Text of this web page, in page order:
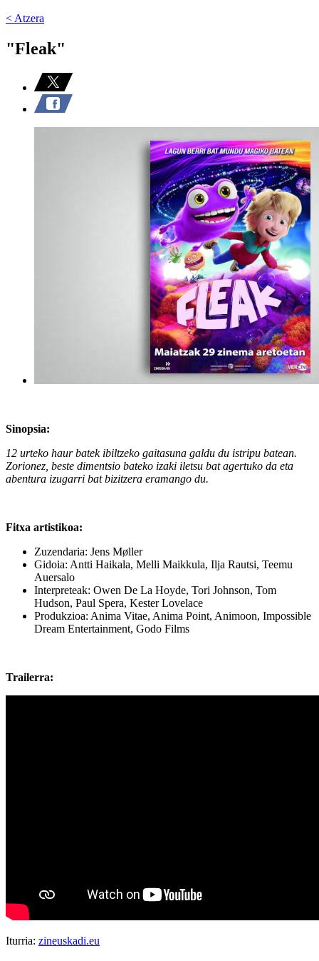
< Atzera
"Fleak"
Sinopsia:
12 urteko haur batek ibiltzeko gaitasuna galdu du istripu batean.
Zorionez, beste dimentsio bateko izaki iletsu bat agertuko da eta
abentura izugarri bat bizitzera eramango du.
Fitxa artistikoa:
Zuzendaria: Jens Møller
Gidoia: Antti Haikala, Melli Maikkula, Ilja Rautsi, Teemu
Auersalo
Interpreteak: Owen De La Hoyde, Tori Johnson, Tom
Hudson, Paul Spera, Kester Lovelace
Produkzioa: Anima Vitae, Anima Point, Animoon, Impossible
Dream Entertainment, Godo Films
Trailerra:
Iturria: zineuskadi.eu